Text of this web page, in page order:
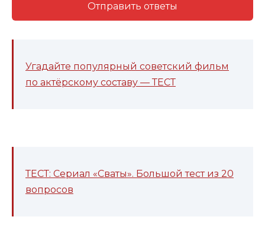
Отправить ответы
Угадайте популярный советский фильм
по актёрскому составу — ТЕСТ
ТЕСТ: Сериал «Сваты». Большой тест из 20
вопросов